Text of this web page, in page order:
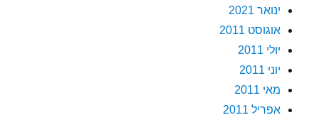
ינואר 2021
אוגוסט 2011
יולי 2011
יוני 2011
מאי 2011
אפריל 2011